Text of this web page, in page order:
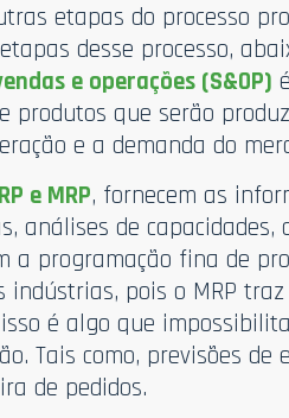
etapas do processo
desse processo,
e operações (S&OP)
produtos que serão
e a demanda do
e MRP, fornecem as
análises de capacidades,
a programação fina de
pois o MRP
é algo que
Tais como, previsões de
de pedidos.